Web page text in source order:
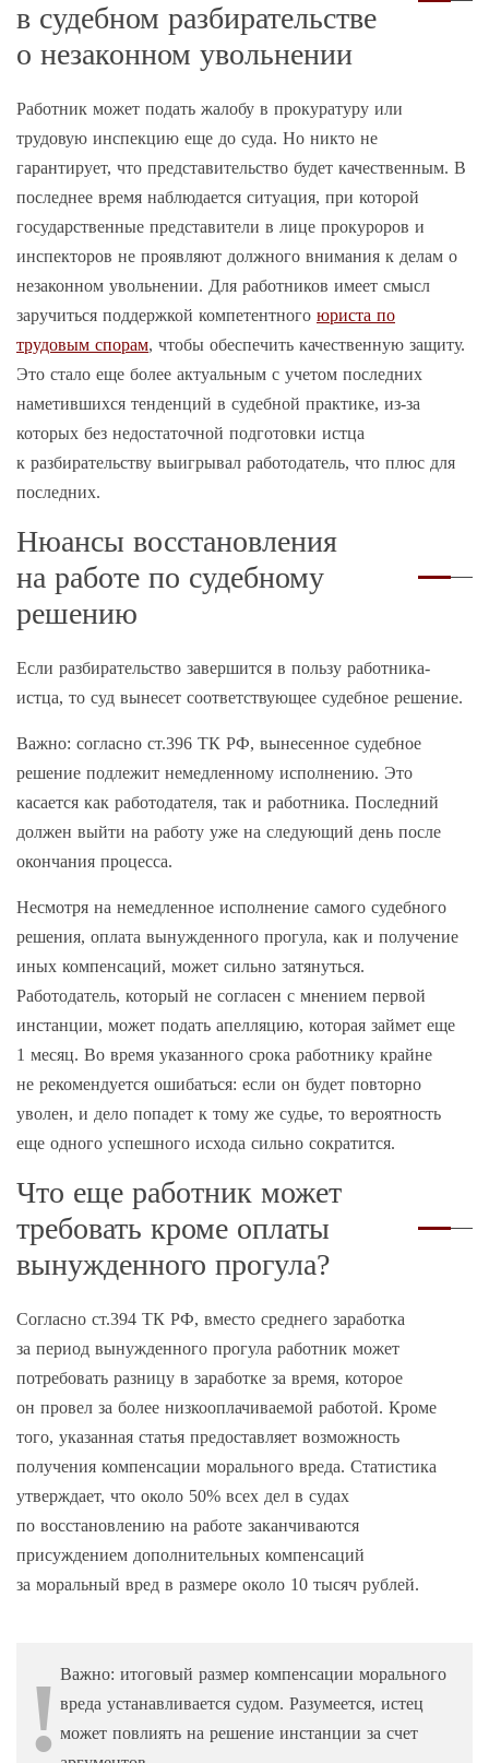
в судебном разбирательстве
о незаконном увольнении
Работник может подать жалобу в прокуратуру или
трудовую инспекцию еще до суда. Но никто не
гарантирует, что представительство будет качественным. В
последнее время наблюдается ситуация, при которой
государственные представители в лице прокуроров и
инспекторов не проявляют должного внимания к делам о
незаконном увольнении. Для работников имеет смысл
заручиться поддержкой компетентного юриста по
трудовым спорам, чтобы обеспечить качественную защиту.
Это стало еще более актуальным с учетом последних
наметившихся тенденций в судебной практике, из-за
которых без недостаточной подготовки истца
к разбирательству выигрывал работодатель, что плюс для
последних.
Нюансы восстановления
на работе по судебному
решению
Если разбирательство завершится в пользу работника-
истца, то суд вынесет соответствующее судебное решение.
Важно: согласно ст.396 ТК РФ, вынесенное судебное
решение подлежит немедленному исполнению. Это
касается как работодателя, так и работника. Последний
должен выйти на работу уже на следующий день после
окончания процесса.
Несмотря на немедленное исполнение самого судебного
решения, оплата вынужденного прогула, как и получение
иных компенсаций, может сильно затянуться.
Работодатель, который не согласен с мнением первой
инстанции, может подать апелляцию, которая займет еще
1 месяц. Во время указанного срока работнику крайне
не рекомендуется ошибаться: если он будет повторно
уволен, и дело попадет к тому же судье, то вероятность
еще одного успешного исхода сильно сократится.
Что еще работник может
требовать кроме оплаты
вынужденного прогула?
Согласно ст.394 ТК РФ, вместо среднего заработка
за период вынужденного прогула работник может
потребовать разницу в заработке за время, которое
он провел за более низкооплачиваемой работой. Кроме
того, указанная статья предоставляет возможность
получения компенсации морального вреда. Статистика
утверждает, что около 50% всех дел в судах
по восстановлению на работе заканчиваются
присуждением дополнительных компенсаций
за моральный вред в размере около 10 тысяч рублей.
Важно: итоговый размер компенсации морального
вреда устанавливается судом. Разумеется, истец
может повлиять на решение инстанции за счет